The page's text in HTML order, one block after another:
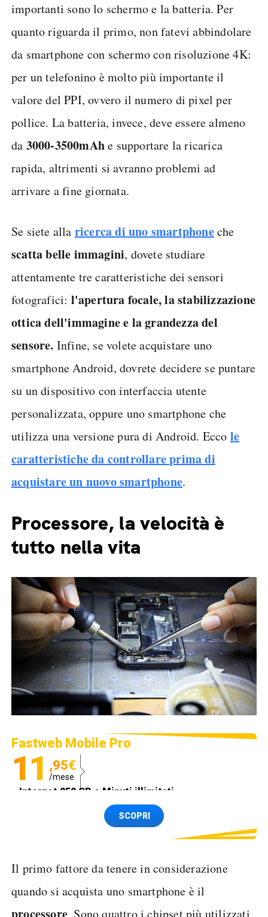
importanti sono lo schermo e la batteria. Per
quanto riguarda il primo, non fatevi abbindolare
da smartphone con schermo con risoluzione 4K:
per un telefonino è molto più importante il
valore del PPI, ovvero il numero di pixel per
pollice. La batteria, invece, deve essere almeno
da 3000-3500mAhe supportare la ricarica
rapida, altrimenti si avranno problemi ad
arrivare a fine giornata.
Se siete alla ricerca di uno smartphoneche
scatta belle immagini, dovete studiare
attentamente tre caratteristiche dei sensori
fotografici: l'apertura focale, la stabilizzazione
ottica dell'immagine e la grandezza del
sensore. Infine, se volete acquistare uno
smartphone Android, dovrete decidere se puntare
su un dispositivo con interfaccia utente
personalizzata, oppure uno smartphone che
utilizza una versione pura di Android. Ecco le
caratteristiche da controllare prima di
acquistare un nuovo smartphone.
Processore, la velocità è
tutto nella vita
Fastweb Mobile Pro
11 ,95€
/mese
Internet 250 GB e Minuti illimitati
Spedizione SIM GRATISSCOPRI
Il primo fattore da tenere in considerazione
quando si acquista uno smartphone è il
processore. Sono quattro i chipset più utilizzati